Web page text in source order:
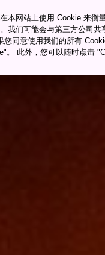
目的�?/span>
本网站上使用 Cookie 来衡
我们可能会与第三方公司
同意使用我们的所有
。 此外，您可以随时点击